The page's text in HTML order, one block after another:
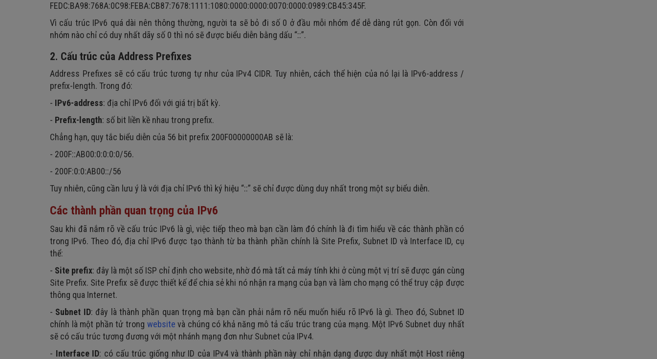
FEDC:BA98:768A:0C98:FEBA:CB87:7678:1111:1080:0000:0000:0070:0000:0989:CB45:345F.
Vì cấu trúc IPv6 quá dài nên thông thường, người ta sẽ bỏ đi số 0 ở đầu mỗi nhóm để dễ dàng rút gọn. Còn đối với
nhóm nào chỉ có duy nhất dãy số 0 thì nó sẽ được biểu diễn bằng dấu “::”.
2. Cấu trúc của Address Prefixes
Address Prefixes sẽ có cấu trúc tương tự như của IPv4 CIDR. Tuy nhiên, cách thể hiện của nó lại là IPv6-address /
prefix-length. Trong đó:
- IPv6-address: địa chỉ IPv6 đối với giá trị bất kỳ.
- Prefix-length: số bit liền kề nhau trong prefix.
Chẳng hạn, quy tắc biểu diễn của 56 bit prefix 200F00000000AB sẽ là:
- 200F::AB00:0:0:0:0/56.
- 200F:0:0:AB00::/56
Tuy nhiên, cũng cần lưu ý là với địa chỉ IPv6 thì ký hiệu “::” sẽ chỉ được dùng duy nhất trong một sự biểu diễn.
Các thành phần quan trọng của IPv6
Sau khi đã nắm rõ về cấu trúc IPv6 là gì, việc tiếp theo mà bạn cần làm đó chính là đi tìm hiểu về các thành phần có
trong IPv6. Theo đó, địa chỉ IPv6 được tạo thành từ ba thành phần chính là Site Prefix, Subnet ID và Interface ID, cụ
thể:
- Site prefix: đây là một số ISP chỉ định cho website, nhờ đó mà tất cả máy tính khi ở cùng một vị trí sẽ được gán cùng
Site Prefix. Site Prefix sẽ được thiết kế để chia sẻ khi nó nhận ra mạng của bạn và làm cho mạng có thể truy cập được
thông qua Internet.
- Subnet ID: đây là thành phần quan trọng mà bạn cần phải nắm rõ nếu muốn hiểu rõ IPv6 là gì. Theo đó, Subnet ID
chính là một phần tử trong website và chúng có khả năng mô tả cấu trúc trang của mạng. Một IPv6 Subnet duy nhất
sẽ có cấu trúc tương đương với một nhánh mạng đơn như Subnet của IPv4.
- Interface ID: có cấu trúc giống như ID của IPv4 và thành phần này chỉ nhận dạng được duy nhất một Host riêng